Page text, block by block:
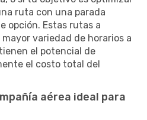
ruta con una parada
opción. Estas rutas a
variedad de horarios a
el potencial de
el costo total del
aérea ideal para